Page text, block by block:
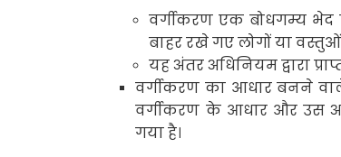
वर्गीकरण एक बोधगम्य भेद
बाहर रखे गए लोगों या
यह अंतर अधिनियम द्वारा
वर्गीकरण का आधार बनने
वर्गीकरण के आधार और उस
गया है।